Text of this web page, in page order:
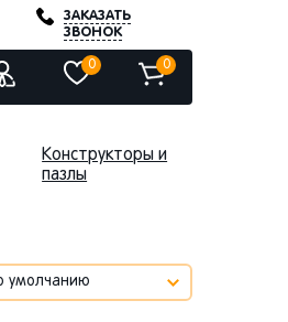
ЗАКАЗАТЬ
ЗВОНОК
0 0
Конструкторы и
пазлы